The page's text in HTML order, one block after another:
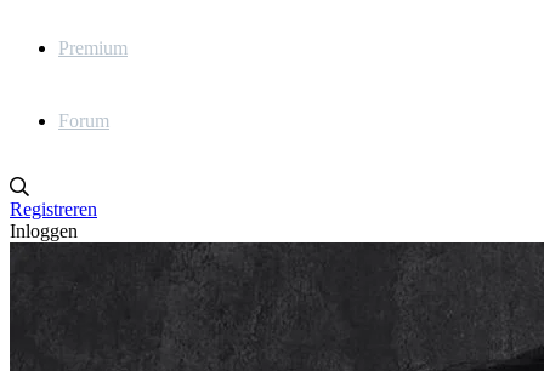
Premium
Forum
Registreren
Inloggen